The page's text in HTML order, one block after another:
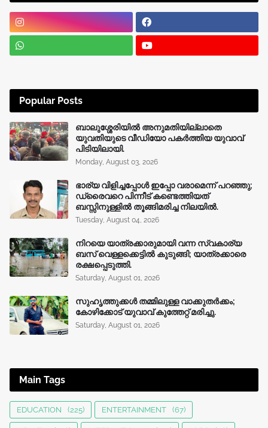
Popular Posts
ബാലുശ്ശേരിയിൽ അനുമതിയില്ലാതെ
യുവതിയുടെ വീഡിയോ പകർത്തിയ യുവാവ്
പിടിയിലായി.
Monday, August 03, 2026
ഭാര്യ വിളിച്ചപ്പോള്‍ ഇപ്പോ വരാമെന്ന് പറഞ്ഞു;
ഡ്രൈവറെ പിന്നീട് കണ്ടെത്തിയത്
ബസ്സിനുള്ളില്‍ തൂങ്ങിമരിച്ച നിലയിൽ.
Tuesday, August 04, 2026
നിറയെ യാത്രക്കാരുമായി വന്ന സ്വകാര്യ
ബസ് വെള്ളക്കെട്ടിൽ കുടുങ്ങി; യാത്രക്കാരെ
രക്ഷപ്പെടുത്തി.
Saturday, August 01, 2026
സുഹൃത്തുക്കൾ തമ്മിലുള്ള വാക്കുതർക്കം;
കോഴിക്കോട് യുവാവ് കുത്തേറ്റ് മരിച്ചു.
Saturday, August 01, 2026
Main Tags
EDUCATION (225) ENTERTAINMENT (67)